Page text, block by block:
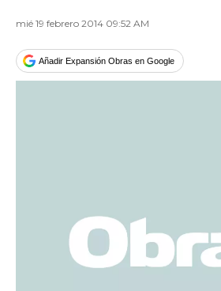
mié 19 febrero 2014 09:52 AM
Añadir Expansión Obras en Google